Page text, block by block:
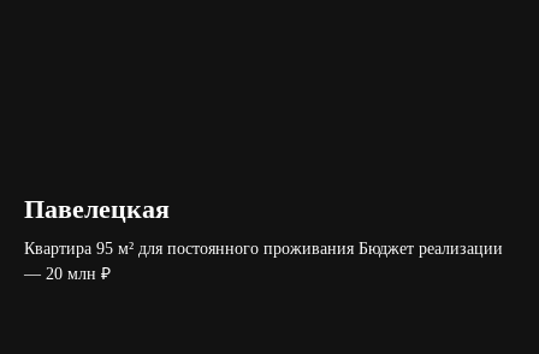
Павелецкая
Квартира 95 м² для постоянного проживания Бюджет реализации
— 20 млн ₽